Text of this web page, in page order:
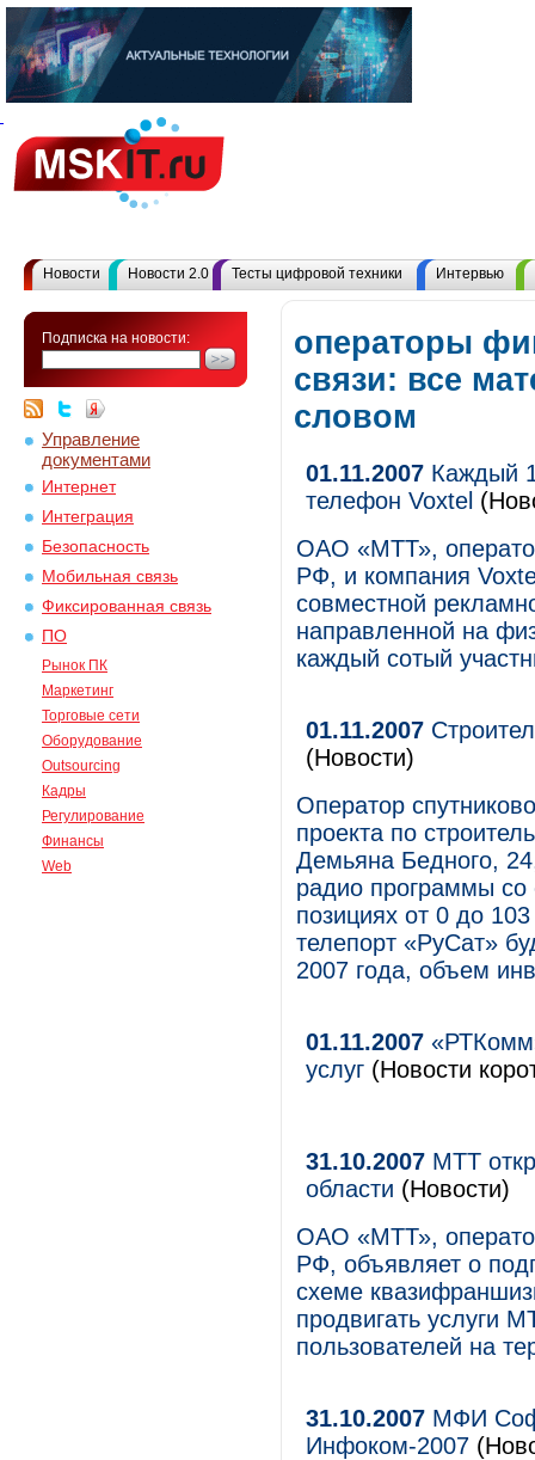
Новости Новости 2.0 Тесты цифровой техники Интервью
Подписка на новости:
Управление
документами
Интернет
Интеграция
Безопасность
Мобильная связь
Фиксированная связь
ПО
Рынок ПК
Маркетинг
Торговые сети
Оборудование
Outsourcing
Кадры
Регулирование
Финансы
Web
операторы
связи: все
словом
01.11.2007 Каждый
телефон Voxtel
ОАО «МТТ»,
РФ, и компания
совместной
направленной на
каждый сотый
01.11.2007
(Новости)
Оператор
проекта по
Демьяна Бедного,
радио программы со
позициях от 0 до
телепорт «РуСат»
2007 года, объем
01.11.2007
услуг (Новости
31.10.2007 МТТ
области (Новости)
ОАО «МТТ»,
РФ, объявляет о
схеме
продвигать услуги
пользователей на
31.10.2007 МФИ
Инфоком-2007